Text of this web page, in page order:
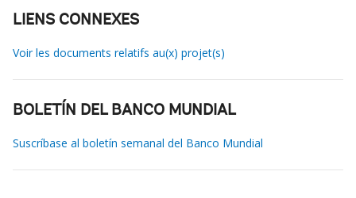
LIENS CONNEXES
Voir les documents relatifs au(x) projet(s)
BOLETÍN DEL BANCO MUNDIAL
Suscríbase al boletín semanal del Banco Mundial